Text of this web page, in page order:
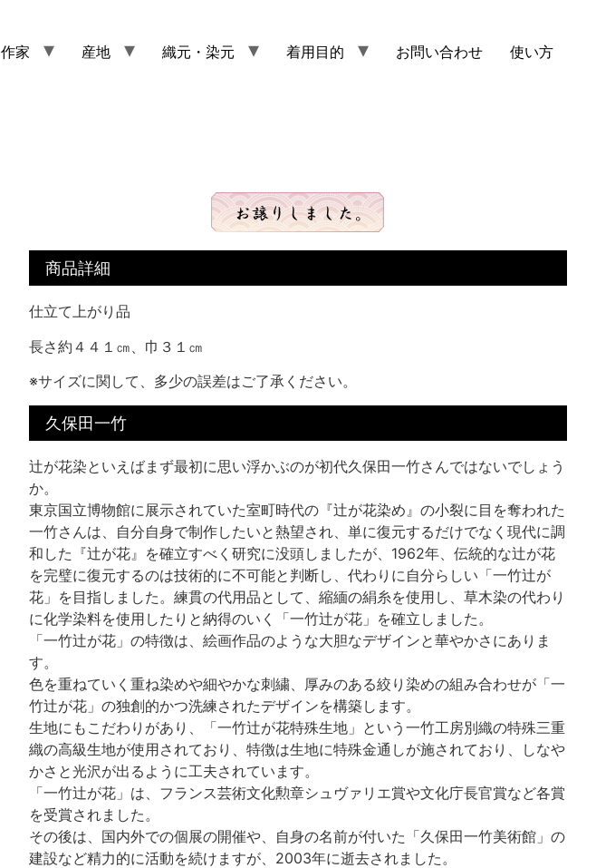
作家 産地 織元・染元 着用目的 お問い合わせ 使い方
商品詳細
仕立て上がり品
長さ約４４１㎝、巾３１㎝
※サイズに関して、多少の誤差はご了承ください。
久保田一竹
辻が花染といえばまず最初に思い浮かぶのが初代久保田一竹さんではないでしょう
か。
東京国立博物館に展示されていた室町時代の『辻が花染め』の小裂に目を奪われた
一竹さんは、自分自身で制作したいと熱望され、単に復元するだけでなく現代に調
和した『辻が花』を確立すべく研究に没頭しましたが、1962年、伝統的な辻が花
を完璧に復元するのは技術的に不可能と判断し、代わりに自分らしい「一竹辻が
花」を目指しました。練貫の代用品として、縮緬の絹糸を使用し、草木染の代わり
に化学染料を使用したりと納得のいく「一竹辻が花」を確立しました。
「一竹辻が花」の特徴は、絵画作品のような大胆なデザインと華やかさにありま
す。
色を重ねていく重ね染めや細やかな刺繍、厚みのある絞り染めの組み合わせが「一
竹辻が花」の独創的かつ洗練されたデザインを構築します。
生地にもこだわりがあり、「一竹辻が花特殊生地」という一竹工房別織の特殊三重
織の高級生地が使用されており、特徴は生地に特殊金通しが施されており、しなや
かさと光沢が出るように工夫されています。
「一竹辻が花」は、フランス芸術文化勲章シュヴァリエ賞や文化庁長官賞など各賞
を受賞されました。
その後は、国内外での個展の開催や、自身の名前が付いた「久保田一竹美術館」の
建設など精力的に活動を続けますが、2003年に逝去されました。